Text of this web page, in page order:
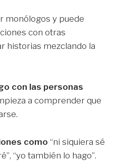
monólogos y puede
con otras
historias mezclando la
con las personas
a comprender que
como “ni siquiera sé
“yo también lo hago”.